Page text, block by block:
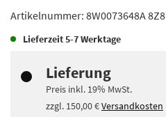
Artikelnummer: 8W0073648A 8Z8
Lieferzeit5-7 Werktage
Lieferung
Preis inkl. 19% MwSt.
zzgl. 150,00 €Versandkosten